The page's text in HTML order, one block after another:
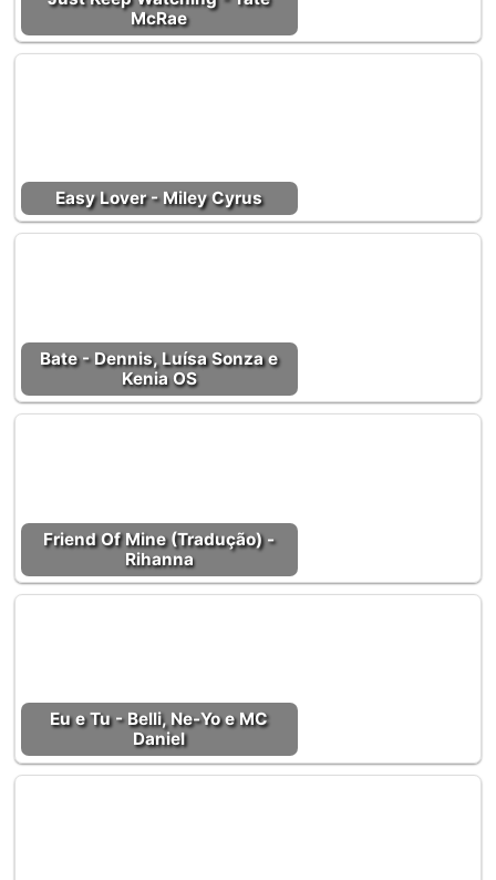
McRae
Easy Lover - Miley Cyrus
Bate - Dennis, Luísa Sonza e
Kenia OS
Friend Of Mine (Tradução) -
Rihanna
Eu e Tu - Belli, Ne-Yo e MC
Daniel